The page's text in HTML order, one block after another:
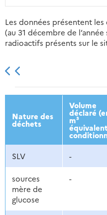
Les données présentent
(au 31 décembre de
radioactifs présents sur le
2013
Nature des
déchets
Volume
déclaré
m³
équivalent
SLV -
sources
mère de
glucose
-